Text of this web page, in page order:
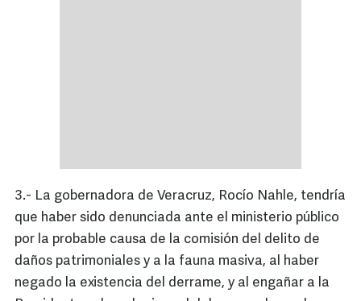
3.- La gobernadora de Veracruz, Rocío Nahle, tendría
que haber sido denunciada ante el ministerio público
por la probable causa de la comisión del delito de
daños patrimoniales y a la fauna masiva, al haber
negado la existencia del derrame, y al engañar a la